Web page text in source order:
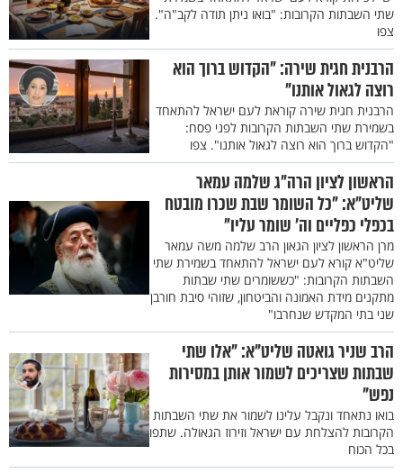
שתי השבתות הקרובות: "בואו ניתן תודה לקב"ה".
צפו
הרבנית חגית שירה: "הקדוש ברוך הוא
רוצה לגאול אותנו"
הרבנית חגית שירה קוראת לעם ישראל להתאחד
בשמירת שתי השבתות הקרובות לפני פסח:
"הקדוש ברוך הוא רוצה לגאול אותנו". צפו
הראשון לציון הרה"ג שלמה עמאר
שליט"א: "כל השומר שבת שכרו מובטח
בכפלי כפליים וה' שומר עליו"
מרן הראשון לציון הגאון הרב שלמה משה עמאר
שליט"א קורא לעם ישראל להתאחד בשמירת שתי
השבתות הקרובות: "כששומרים שתי שבתות
מתקנים מידת האמונה והביטחון, שזוהי סיבת חורבן
שני בתי המקדש שנחרבו"
הרב שניר גואטה שליט"א: "אלו שתי
שבתות שצריכים לשמור אותן במסירות
נפש"
בואו נתאחד ונקבל עלינו לשמור את שתי השבתות
הקרובות להצלחת עם ישראל וזירוז הגאולה. שתפו
בכל הכוח